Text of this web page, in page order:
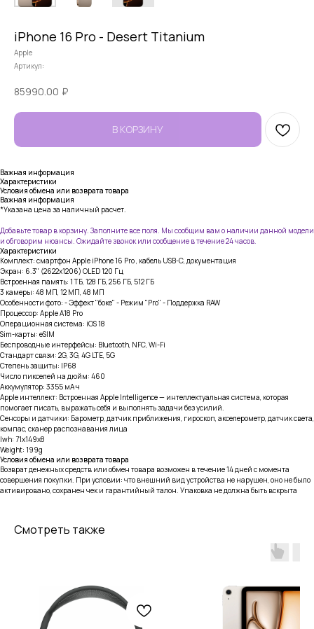
iPhone 16 Pro - Desert Titanium
Apple
Артикул:
85990.00 ₽
В КОРЗИНУ
Важная информация
Характеристики
Условия обмена или возврата товара
Важная информация
*Указана цена за наличный расчет.
Добавьте товар в корзину. Заполните все поля. Мы сообщим вам о наличии данной модели
и обговорим нюансы. Ожидайте звонок или сообщение в течение 24 часов.
Характеристики
Комплект: смартфон Apple iPhone 16 Pro , кабель USB-C, документация
Экран: 6.3" (2622x1206) OLED 120 Гц
Встроенная память: 1 ТБ, 128 ГБ, 256 ГБ, 512 ГБ
3 камеры: 48 МП, 12 МП, 48 МП
Особенности фото: - Эффект "боке" - Режим "Pro" - Поддержка RAW
Процессор: Apple A18 Pro
Операционная система: iOS 18
Sim-карты: eSIM
Беспроводные интерфейсы: Bluetooth, NFC, Wi-Fi
Стандарт связи: 2G, 3G, 4G LTE, 5G
Степень защиты: IP68
Число пикселей на дюйм: 460
Аккумулятор: 3355 мА·ч
Apple интеллект: Встроенная Apple Intelligence — интеллектуальная система, которая
помогает писать, выражать себя и выполнять задачи без усилий.
Сенсоры и датчики: Барометр, датчик приближения, гироскоп, акселерометр, датчик света,
компас, сканер распознавания лица
lwh: 71x149x8
Weight: 199g
Условия обмена или возврата товара
Возврат денежных средств или обмен товара возможен в течение 14 дней с момента
совершения покупки. При условии: что внешний вид устройства не нарушен, оно не было
активировано, сохранен чек и гарантийный талон. Упаковка не должна быть вскрыта
Смотреть также
Услуги